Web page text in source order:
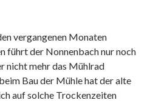
vergangenen Monaten
führt der Nonnenbach nur noch
nicht mehr das Mühlrad
Bau der Mühle hat der alte
auf solche Trockenzeiten